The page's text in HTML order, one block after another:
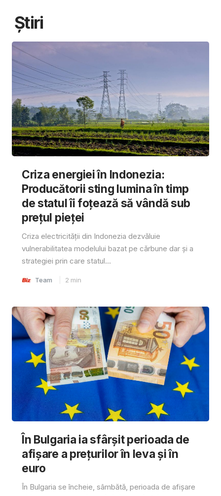
Știri
Criza energiei în Indonezia:
Producătorii sting lumina în timp
de statul îi foțează să vândă sub
prețul pieței
Criza electricității din Indonezia dezvăluie
vulnerabilitatea modelului bazat pe cărbune dar și a
strategiei prin care statul...
Team 2 min
În Bulgaria ia sfârşit perioada de
afișare a prețurilor în ​​leva și în
euro
În Bulgaria se încheie, sâmbătă, perioada de afișare